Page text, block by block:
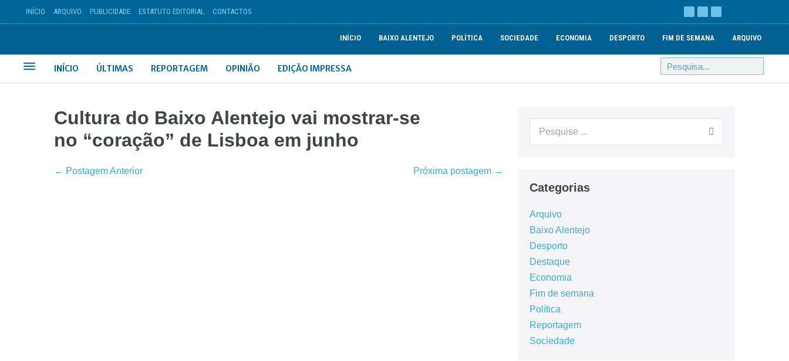
INÍCIO ARQUIVO PUBLICIDADE ESTATUTO EDITORIAL CONTACTOS
INÍCIO BAIXO ALENTEJO POLÍTICA SOCIEDADE ECONOMIA DESPORTO FIM DE SEMANA ARQUIVO
INÍCIO ÚLTIMAS REPORTAGEM OPINIÃO EDIÇÃO IMPRESSA
Cultura do Baixo Alentejo vai mostrar-se
no “coração” de Lisboa em junho
← Postagem Anterior Próxima postagem →
Categorias
Arquivo
Baixo Alentejo
Desporto
Destaque
Economia
Fim de semana
Política
Reportagem
Sociedade